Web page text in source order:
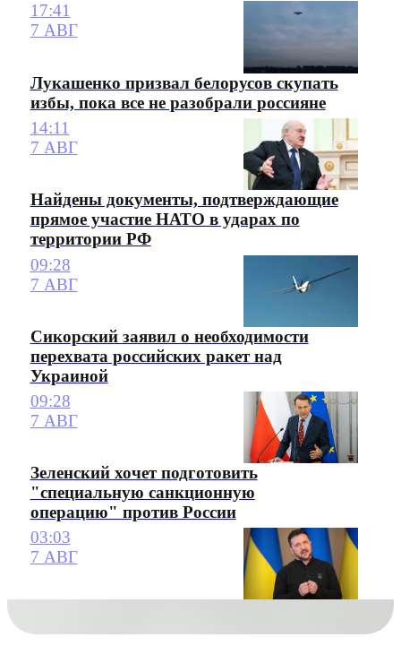
17:41
7 АВГ
Лукашенко призвал белорусов скупать
избы, пока все не разобрали россияне
14:11
7 АВГ
Найдены документы, подтверждающие
прямое участие НАТО в ударах по
территории РФ
09:28
7 АВГ
Сикорский заявил о необходимости
перехвата российских ракет над
Украиной
09:28
7 АВГ
Зеленский хочет подготовить
"специальную санкционную
операцию" против России
03:03
7 АВГ